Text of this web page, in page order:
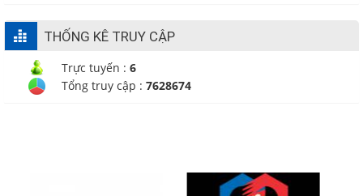
THỐNG KÊ TRUY CẬP
Trực tuyến : 6
Tổng truy cập : 7628674